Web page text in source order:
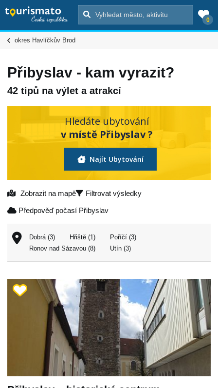
0
okres Havlíčkův Brod
Přibyslav - kam vyrazit?
42 tipů na výlet a atrakcí
Hledáte ubytování
v místě Přibyslav ?
Najít Ubytování
Zobrazit na mapě Filtrovat výsledky
Předpověď počasí Přibyslav
Dobrá (3) Hřiště (1)
Poříčí (3)
Ronov nad Sázavou (8)
Utín (3)